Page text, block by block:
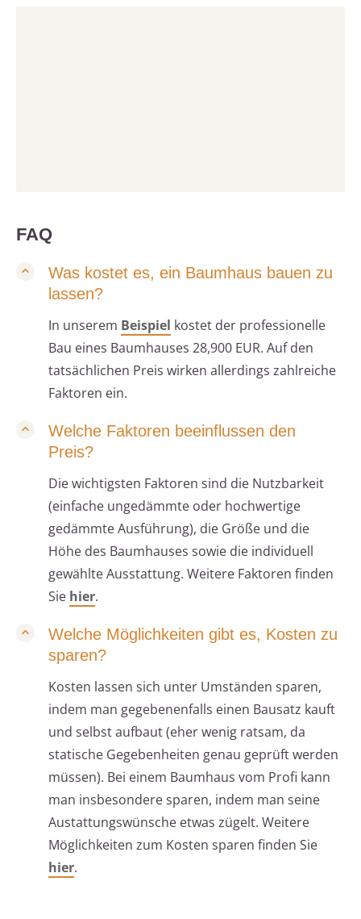
FAQ
Was kostet es, ein Baumhaus bauen zu
lassen?
In unserem Beispiel kostet der professionelle
Bau eines Baumhauses 28,900 EUR. Auf den
tatsächlichen Preis wirken allerdings zahlreiche
Faktoren ein.
Welche Faktoren beeinflussen den
Preis?
Die wichtigsten Faktoren sind die Nutzbarkeit
(einfache ungedämmte oder hochwertige
gedämmte Ausführung), die Größe und die
Höhe des Baumhauses sowie die individuell
gewählte Ausstattung. Weitere Faktoren finden
Sie hier.
Welche Möglichkeiten gibt es, Kosten zu
sparen?
Kosten lassen sich unter Umständen sparen,
indem man gegebenenfalls einen Bausatz kauft
und selbst aufbaut (eher wenig ratsam, da
statische Gegebenheiten genau geprüft werden
müssen). Bei einem Baumhaus vom Profi kann
man insbesondere sparen, indem man seine
Austattungswünsche etwas zügelt. Weitere
Möglichkeiten zum Kosten sparen finden Sie
hier.